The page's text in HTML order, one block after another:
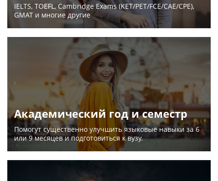
IELTS, TOEFL, Cambridge Exams (KET/PET/FCE/CAE/CPE),
GMAT и многие другие
Академический год и семестр
Помогут существенно улучшить языковые навыки за 6
или 9 месяцев и подготовиться к вузу.